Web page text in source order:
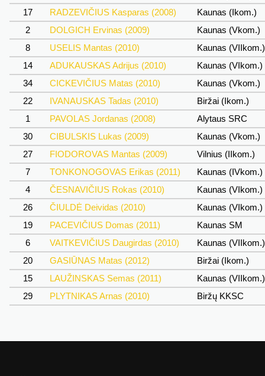
17
RADZEVIČIUS Kasparas (2008)
Kaunas (Ikom.)
2
DOLGICH Ervinas (2009)
Kaunas (Vkom.)
8
USELIS Mantas (2010)
Kaunas
14
ADUKAUSKAS Adrijus (2010)
Kaunas (VIkom.)
34
CICKEVIČIUS Matas (2010)
Kaunas (Vkom.)
22
IVANAUSKAS Tadas (2010)
Biržai (Ikom.)
1
PAVOLAS Jordanas (2008)
Alytaus SRC
30
CIBULSKIS Lukas (2009)
Kaunas (Vkom.)
27
FIODOROVAS Mantas (2009)
Vilnius (IIkom.)
7
TONKONOGOVAS Erikas (2011)
Kaunas (IVkom.)
4
ČESNAVIČIUS Rokas (2010)
Kaunas (VIkom.)
26
ČIULDĖ Deividas (2010)
Kaunas (VIkom.)
19
PACEVIČIUS Domas (2011)
Kaunas SM
6
VAITKEVIČIUS Daugirdas (2010)
Kaunas
20
GASIŪNAS Matas (2012)
Biržai (Ikom.)
15
LAUŽINSKAS Semas (2011)
Kaunas
29
PLYTNIKAS Arnas (2010) Biržų KKSC